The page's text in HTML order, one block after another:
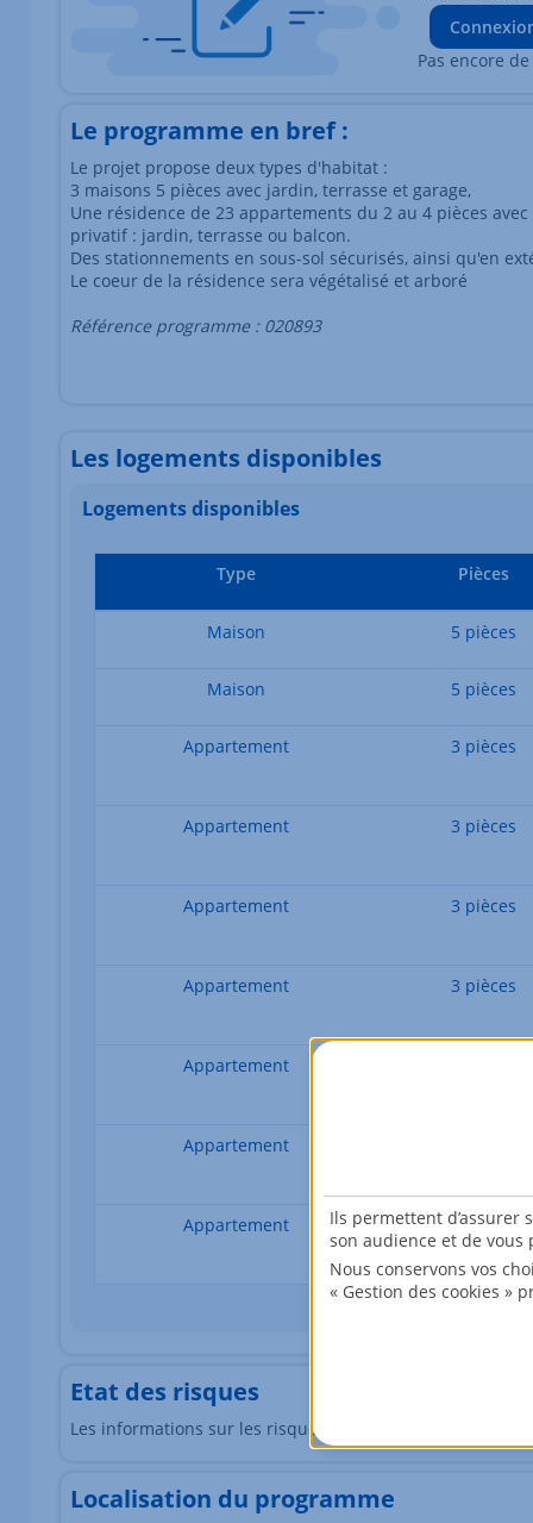
Pas encore
Le programme en bref :
Le projet propose deux types d'habitat :
3 maisons 5 pièces avec jardin, terrasse et garage,
Une résidence de 23 appartements du 2 au 4 pièces
privatif : jardin, terrasse ou balcon.
Des stationnements en sous-sol sécurisés, ainsi qu'en
Le coeur de la résidence sera végétalisé et arboré
Référence programme : 020893
Les logements disponibles
Logements disponibles
Type Pièces
Maison 5 pièces
Maison 5 pièces
Appartement 3 pièces
Appartement 3 pièces
Appartement 3 pièces
Appartement 3 pièces
Appartement
Appartement
Appartement 4 pièces
Etat des risques
Les informations sur les risques auxquels ce bien est
Localisation du programme
Ils permettent d’assurer
son audience et de vous
Nous conservons vos
« Gestion des cookies »